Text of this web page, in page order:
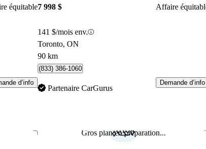
équitable
d’info
7 998 $ Affaire
141 $/mois env.
Toronto, ON
90 km
(833) 386-1060
Partenaire CarGurus
Demande d’info
Enregistrer cette annonceGros plan en préparation...